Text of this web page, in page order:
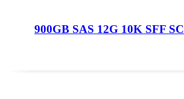
هارد سرور اچ پی 900GB SAS 12G 10K SFF SC